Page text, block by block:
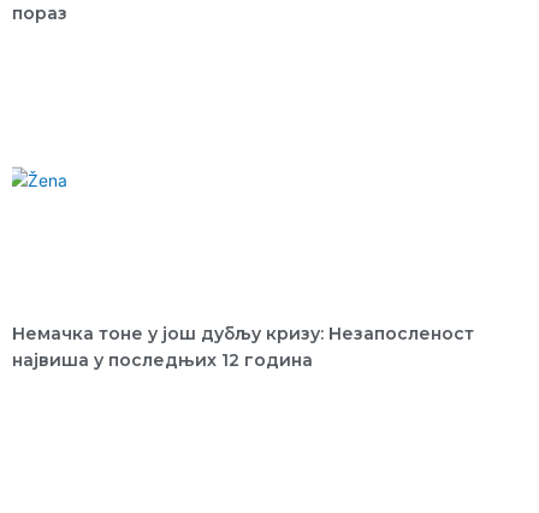
пораз
Немачка тоне у још дубљу кризу: Незапосленост
највиша у последњих 12 година